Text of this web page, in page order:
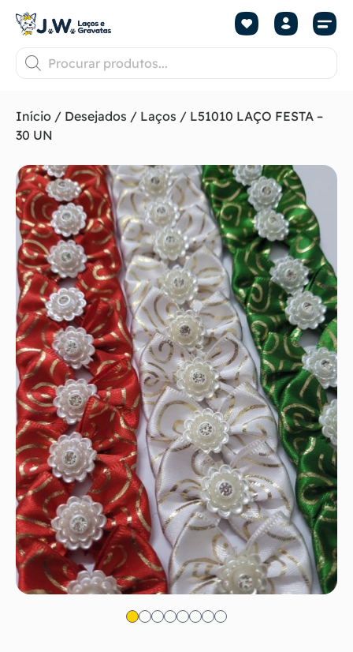
Início / Desejados / Laços / L51010 LAÇO FESTA –
30 UN